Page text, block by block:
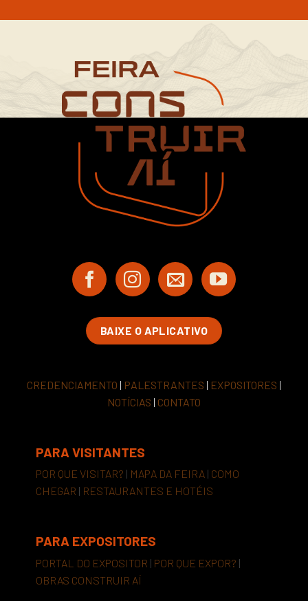
BAIXE O APLICATIVO
CREDENCIAMENTO | PALESTRANTES | EXPOSITORES |
NOTÍCIAS | CONTATO
PARA VISITANTES
POR QUE VISITAR? | MAPA DA FEIRA | COMO
CHEGAR | RESTAURANTES E HOTÉIS
PARA EXPOSITORES
PORTAL DO EXPOSITOR | POR QUE EXPOR? |
OBRAS CONSTRUIR AÍ